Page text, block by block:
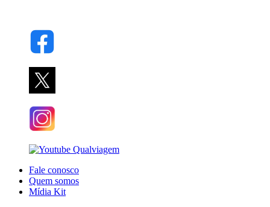
Fale conosco
Quem somos
Mídia Kit